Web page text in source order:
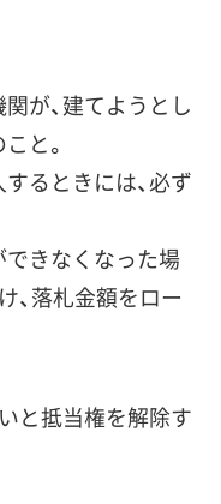
が、建てようとし
と。
るときには、必ず
きなくなった場
、落札金額をロー
と抵当権を解除す